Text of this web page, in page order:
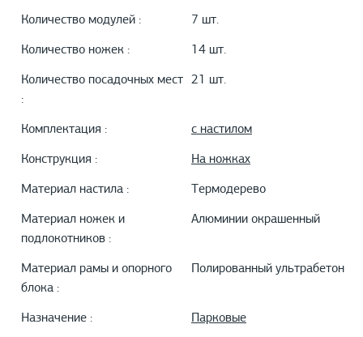
Количество модулей : 7 шт.
Количество ножек : 14 шт.
Количество посадочных мест
:
21 шт.
Комплектация : с настилом
Конструкция : На ножках
Материал настила : Термодерево
Материал ножек и
подлокотников :
Алюминии окрашенный
Материал рамы и опорного
блока :
Полированный ультрабетон
Назначение : Парковые